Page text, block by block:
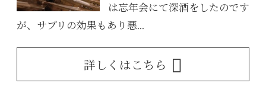
は忘年会にて深酒をしたのです
が、サプリの効果もあり悪...
詳しくはこちら